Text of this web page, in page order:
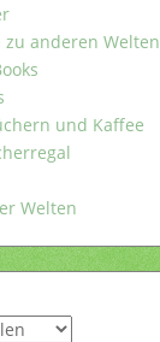
zu anderen Welten
und Kaffee
Welten